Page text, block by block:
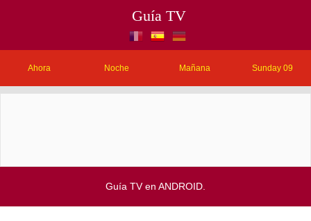
Guía TV
Ahora Noche Mañana Sunday 09
Guía TV en ANDROID.